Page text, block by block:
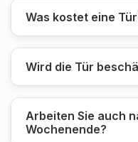
Was kostet eine
Wird die Tür
Arbeiten Sie auch
Wochenende?